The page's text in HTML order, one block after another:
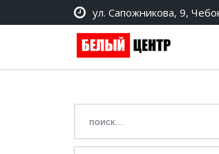
ул. Сапожникова, 9,